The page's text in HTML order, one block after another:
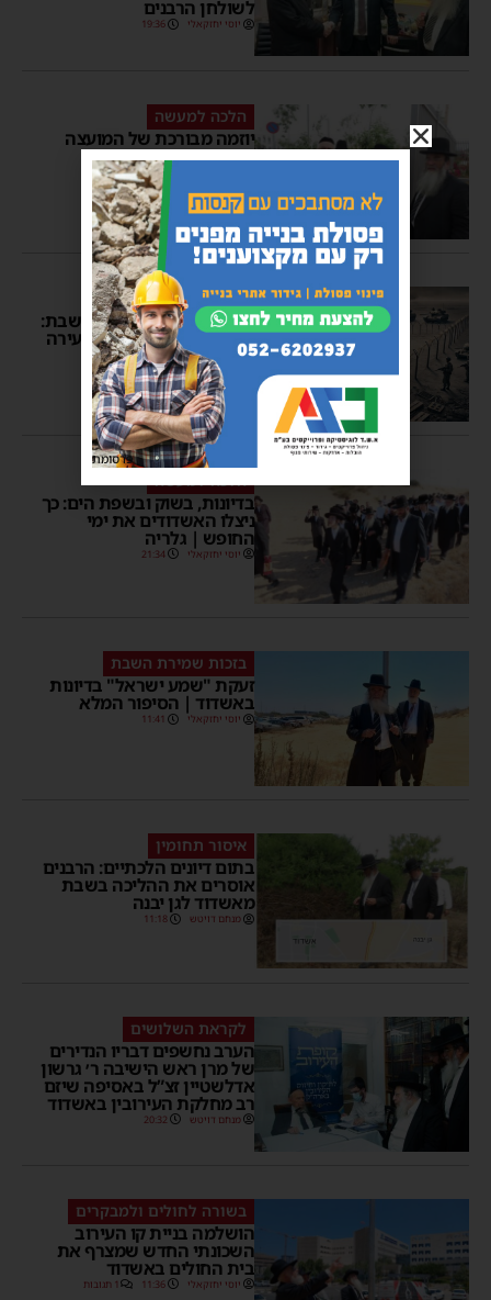
לשולחן הרבנים
יוסי יחזקאלי 19:36
הלכה למעשה
יוזמה מבורכת של המועצה
הדתית באשדוד: הנגשת
לימוד הלכות עירובין
18:17
ברקע המלחמה
טנקים נגמש"ים ועירוב לשבת:
השאלה ההלכתית שמסעירה
את הרבנות הצבאית
מנחם דויטש 09:52
הלכה למעשה
בדיונות, בשוק ובשפת הים: כך
ניצלו האשדודים את ימי
החופש | גלריה
יוסי יחזקאלי 21:34
בזכות שמירת השבת
זעקת "שמע ישראל" בדיונות
באשדוד | הסיפור המלא
יוסי יחזקאלי 11:41
איסור תחומין
בתום דיונים הלכתיים: הרבנים
אוסרים את ההליכה בשבת
מאשדוד לגן יבנה
מנחם דויטש 11:18
לקראת השלושים
הערב נחשפים דבריו הנדירים
של מרן ראש הישיבה ר׳ גרשון
אדלשטיין זצ”ל באסיפה שיזם
רב מחלקת העירובין באשדוד
מנחם דויטש 20:32
בשורה לחולים ולמבקרים
הושלמה בניית קו העירוב
השכונתי החדש שמצרף את
בית החולים באשדוד
יוסי יחזקאלי 11:36 1 תגובות
פרסומת